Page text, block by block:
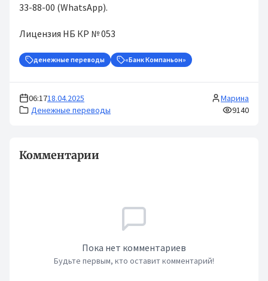
33-88-00 (WhatsApp).
Лицензия НБ КР № 053
денежные переводы «Банк Компаньон»
06:1718.04.2025
Денежные переводы
Марина
9140
Комментарии
Пока нет комментариев
Будьте первым, кто оставит комментарий!